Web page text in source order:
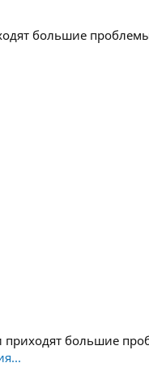
большие
большие